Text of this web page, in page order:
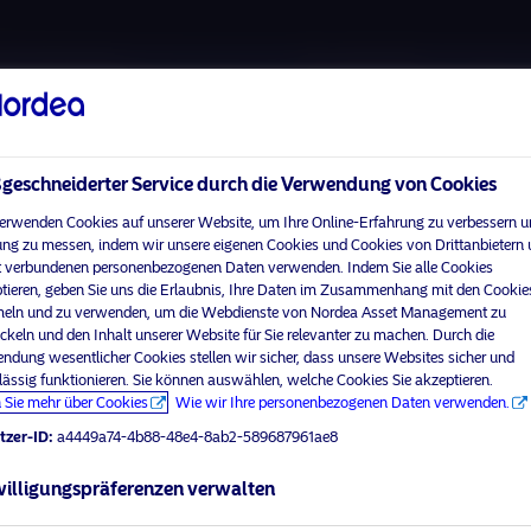
visit
Anlegerprofil aus
Service durch die Verwendung von Cookies
Cookies auf unserer Website, um Ihre Online-Erfahrung zu verbessern
zu messen, indem wir unsere eigenen Cookies und Cookies von Drittanbietern
personenbezogenen Daten verwenden. Indem Sie alle Cookies
geben Sie uns die Erlaubnis, Ihre Daten im Zusammenhang mit den
und zu verwenden, um die Webdienste von Nordea Asset Management zu
und den Inhalt unserer Website für Sie relevanter zu machen. Durch die
wesentlicher Cookies stellen wir sicher, dass unsere Websites sicher und
funktionieren. Sie können auswählen, welche Cookies Sie akzeptieren.
Sie mehr über Cookies
Wie wir Ihre personenbezogenen Daten verwenden.
ID: a4449a74-4b88-48e4-8ab2-589687961ae8
verwalten